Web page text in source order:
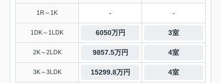
1R～1K - -
1DK～1LDK 6050万円 3室
2K～2LDK 9857.5万円 4室
3K～3LDK 15299.8万円 4室